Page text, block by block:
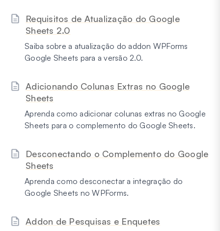
Requisitos de Atualização do Google
Sheets 2.0
Saiba sobre a atualização do addon WPForms
Google Sheets para a versão 2.0.
Adicionando Colunas Extras no Google
Sheets
Aprenda como adicionar colunas extras no Google
Sheets para o complemento do Google Sheets.
Desconectando o Complemento do Google
Sheets
Aprenda como desconectar a integração do
Google Sheets no WPForms.
Addon de Pesquisas e Enquetes